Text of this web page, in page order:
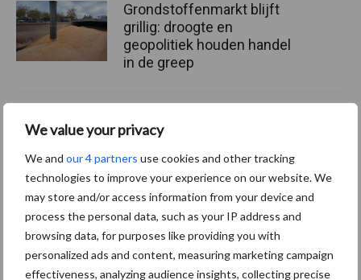
We value your privacy
We and our 4 partners use cookies and other tracking
technologies to improve your experience on our website. We
may store and/or access information from your device and
process the personal data, such as your IP address and
browsing data, for purposes like providing you with
personalized ads and content, measuring marketing campaign
effectiveness, analyzing audience insights, collecting precise
Grondstoffenmarkt blijft
grillig: droogte en
geopolitiek houden handel
in de greep
onderschatte risicofactor
voor mastitis
ForFarmers ziet volume en
marktaandeel groeien in
krimpende Nederlandse
markt